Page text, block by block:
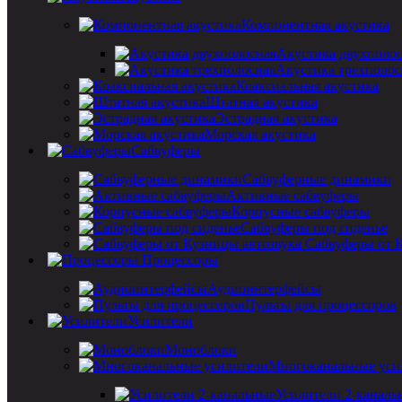
Компонентная акустика
Акустика
Акустика
Коаксиальная акустика
Штатная акустика
Эстрадная акустика
Морская акустика
Сабвуферы
Сабвуферные динамики
Активные сабвуферы
Корпусные сабвуферы
Сабвуферы под сиденье
Сабвуферы от
Процессоры
Аудиоинтерфейсы
Пульты для процессоров
Усилители
Моноблоки
Многоканальные
Усилители 2-